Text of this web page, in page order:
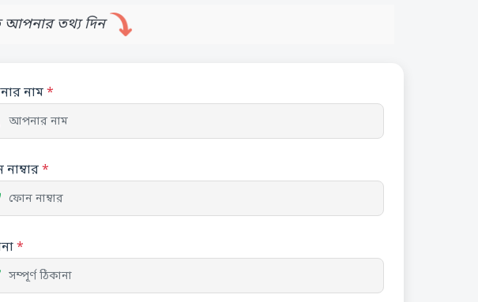
আপনার তথ্য দিন
নাম*
*
*